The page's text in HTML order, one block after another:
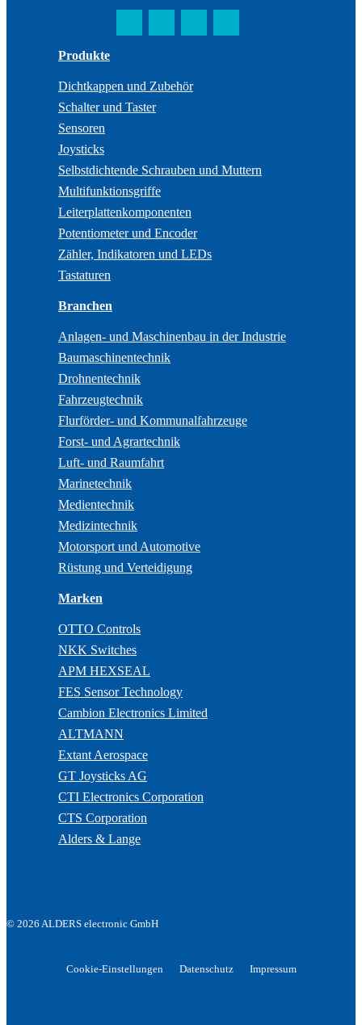
Produkte
Dichtkappen und Zubehör
Schalter und Taster
Sensoren
Joysticks
Selbstdichtende Schrauben und Muttern
Multifunktionsgriffe
Leiterplattenkomponenten
Potentiometer und Encoder
Zähler, Indikatoren und LEDs
Tastaturen
Branchen
Anlagen- und Maschinenbau in der Industrie
Baumaschinentechnik
Drohnentechnik
Fahrzeugtechnik
Flurförder- und Kommunalfahrzeuge
Forst- und Agrartechnik
Luft- und Raumfahrt
Marinetechnik
Medientechnik
Medizintechnik
Motorsport und Automotive
Rüstung und Verteidigung
Marken
OTTO Controls
NKK Switches
APM HEXSEAL
FES Sensor Technology
Cambion Electronics Limited
ALTMANN
Extant Aerospace
GT Joysticks AG
CTI Electronics Corporation
CTS Corporation
Alders & Lange
© 2026 ALDERS electronic GmbH
Cookie-Einstellungen Datenschutz Impressum